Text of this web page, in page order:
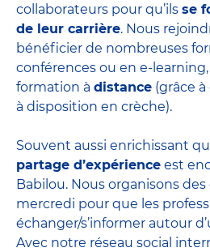
collaborateurs pour qu’ils se
de leur carrière. Nous
bénéficier de nombreuses
conférences ou en e-
formation à distance (grâce
à disposition en crèche).
Souvent aussi enrichissant
partage d’expérience est
Babilou. Nous organisons
mercredi pour que les
échanger/s’informer autour
Avec notre réseau social